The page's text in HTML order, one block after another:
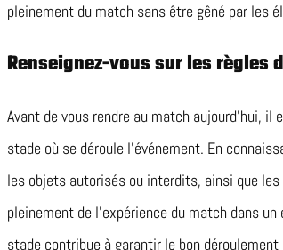
pleinement du match sans être gêné par les
Renseignez-vous sur les règles
Avant de vous rendre au match aujourd’hui,
stade où se déroule l’événement. En
les objets autorisés ou interdits, ainsi que
pleinement de l’expérience du match dans
stade contribue à garantir le bon